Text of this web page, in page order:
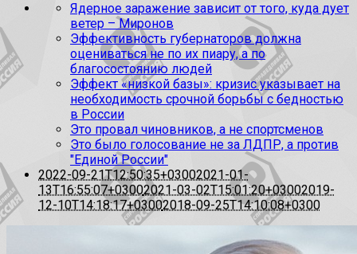
Ядерное заражение зависит от того, куда дует
ветер – Миронов
Эффективность губернаторов должна
оцениваться не по их пиару, а по
благосостоянию людей
Эффект «низкой базы»: кризис указывает на
необходимость срочной борьбы с бедностью
в России
Это провал чиновников, а не спортсменов
Это было голосование не за ЛДПР, а против
"Единой России"
2022-09-21T12:50:35+03002021-01-
13T16:55:07+03002021-03-02T15:01:20+03002019-
12-10T14:18:17+03002018-09-25T14:10:08+0300